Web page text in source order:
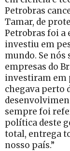
Petrobras
Tamar, de
Petrobras foi a
investiu em
mundo. Se
empresas do
investiram em
chegava perto
sempre foi
política deste
total, entrega
nosso país.”